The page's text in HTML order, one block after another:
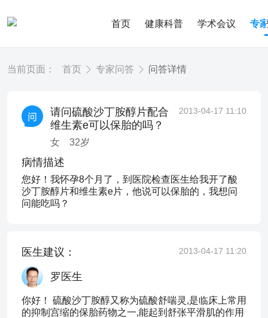
首页 健康科普 学术会议 专
当前页面： 首页 专家问答 问答详情
请问硫酸沙丁胺醇片配合
维生素e可以保胎的吗？
女 32岁
2013-04-17 11:10
病情描述
您好！我怀孕8个月了，到医院检查医生给我开了酸
沙丁胺醇片和维生素e片，他说可以保胎的，我想问
问能吃吗？
医生建议： 2013-04-17 11:20
罗医生
你好！ 硫酸沙丁胺醇又称为硫酸舒喘灵,是临床上常用
的抑制宫缩的保胎药物之一,能起到舒张平滑肌的作用